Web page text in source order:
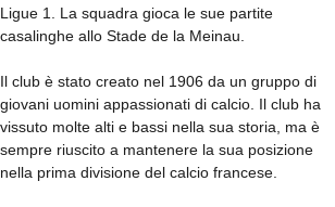
Ligue 1. La squadra gioca le sue partite
casalinghe allo Stade de la Meinau.
Il club è stato creato nel 1906 da un gruppo di
giovani uomini appassionati di calcio. Il club ha
vissuto molte alti e bassi nella sua storia, ma è
sempre riuscito a mantenere la sua posizione
nella prima divisione del calcio francese.